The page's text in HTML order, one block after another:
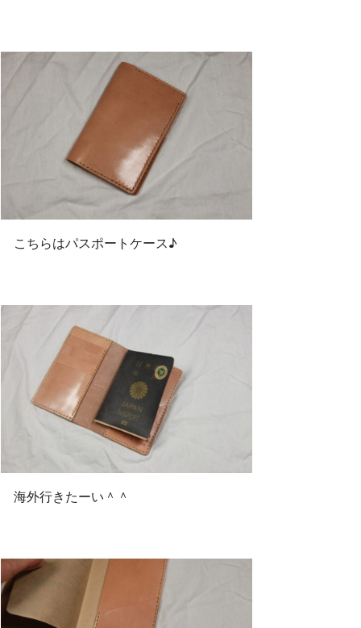
こちらはパスポートケース♪
海外行きたーい＾＾